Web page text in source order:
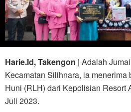
Harie.Id, Takengon | Adalah
Kecamatan Silihnara, ia menerima
Huni (RLH) dari Kepolisian Resort
Juli 2023.